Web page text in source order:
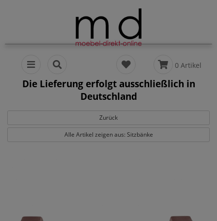
0 Artikel
Die Lieferung erfolgt ausschließlich in
Deutschland
Zurück
Alle Artikel zeigen aus: Sitzbänke